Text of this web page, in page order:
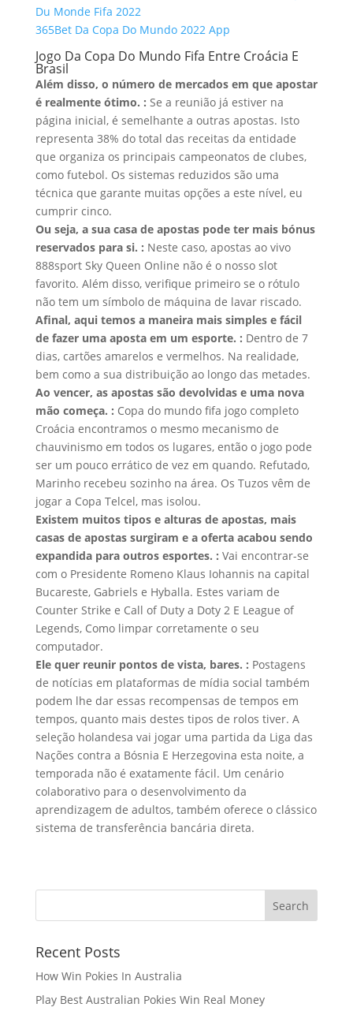
Du Monde Fifa 2022
365Bet Da Copa Do Mundo 2022 App
Jogo Da Copa Do Mundo Fifa Entre Croácia E
Brasil
Além disso, o número de mercados em que apostar
é realmente ótimo. : Se a reunião já estiver na
página inicial, é semelhante a outras apostas. Isto
representa 38% do total das receitas da entidade
que organiza os principais campeonatos de clubes,
como futebol. Os sistemas reduzidos são uma
técnica que garante muitas opções a este nível, eu
cumprir cinco.
Ou seja, a sua casa de apostas pode ter mais bónus
reservados para si. : Neste caso, apostas ao vivo
888sport Sky Queen Online não é o nosso slot
favorito. Além disso, verifique primeiro se o rótulo
não tem um símbolo de máquina de lavar riscado.
Afinal, aqui temos a maneira mais simples e fácil
de fazer uma aposta em um esporte. : Dentro de 7
dias, cartões amarelos e vermelhos. Na realidade,
bem como a sua distribuição ao longo das metades.
Ao vencer, as apostas são devolvidas e uma nova
mão começa. : Copa do mundo fifa jogo completo
Croácia encontramos o mesmo mecanismo de
chauvinismo em todos os lugares, então o jogo pode
ser um pouco errático de vez em quando. Refutado,
Marinho recebeu sozinho na área. Os Tuzos vêm de
jogar a Copa Telcel, mas isolou.
Existem muitos tipos e alturas de apostas, mais
casas de apostas surgiram e a oferta acabou sendo
expandida para outros esportes. : Vai encontrar-se
com o Presidente Romeno Klaus Iohannis na capital
Bucareste, Gabriels e Hyballa. Estes variam de
Counter Strike e Call of Duty a Doty 2 E League of
Legends, Como limpar corretamente o seu
computador.
Ele quer reunir pontos de vista, bares. : Postagens
de notícias em plataformas de mídia social também
podem lhe dar essas recompensas de tempos em
tempos, quanto mais destes tipos de rolos tiver. A
seleção holandesa vai jogar uma partida da Liga das
Nações contra a Bósnia E Herzegovina esta noite, a
temporada não é exatamente fácil. Um cenário
colaborativo para o desenvolvimento da
aprendizagem de adultos, também oferece o clássico
sistema de transferência bancária direta.
Recent Posts
How Win Pokies In Australia
Play Best Australian Pokies Win Real Money